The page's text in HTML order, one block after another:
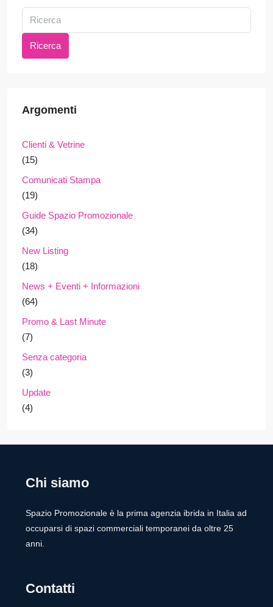
Ricerca
Argomenti
Clienti & Vetrine
(15)
Comunicati Stampa
(19)
Guide Spazio Promozionale
(34)
New Listing
(18)
News + Eventi + Informazioni
(64)
Promo & Last Minute
(7)
Senza categoria
(3)
Update
(4)
Chi siamo
Spazio Promozionale è la prima agenzia ibrida in Italia ad
occuparsi di spazi commerciali temporanei da oltre 25
anni.
Contatti